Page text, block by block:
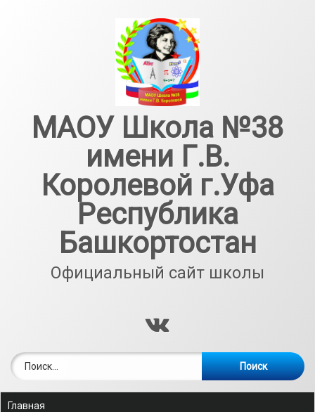
МАОУ Школа №38
имени Г.В.
Королевой г.Уфа
Республика
Башкортостан
Официальный сайт школы
ВКонтакте
Главная